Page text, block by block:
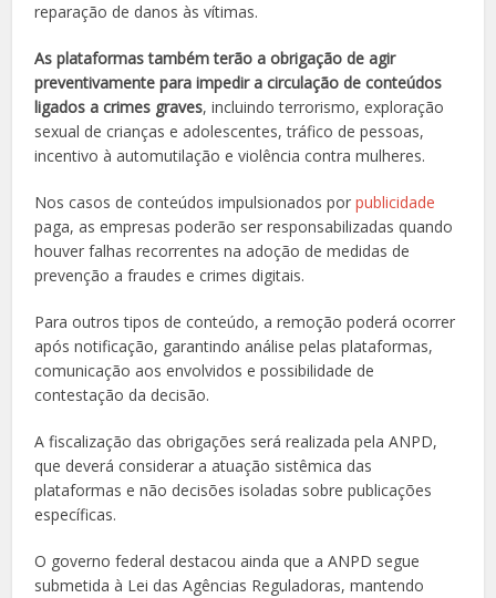
reparação de danos às vítimas.
As plataformas também terão a obrigação de agir
preventivamente para impedir a circulação de conteúdos
ligados a crimes graves, incluindo terrorismo, exploração
sexual de crianças e adolescentes, tráfico de pessoas,
incentivo à automutilação e violência contra mulheres.
Nos casos de conteúdos impulsionados porpublicidade
paga, as empresas poderão ser responsabilizadas quando
houver falhas recorrentes na adoção de medidas de
prevenção a fraudes e crimes digitais.
Para outros tipos de conteúdo, a remoção poderá ocorrer
após notificação, garantindo análise pelas plataformas,
comunicação aos envolvidos e possibilidade de
contestação da decisão.
A fiscalização das obrigações será realizada pela ANPD,
que deverá considerar a atuação sistêmica das
plataformas e não decisões isoladas sobre publicações
específicas.
O governo federal destacou ainda que a ANPD segue
submetida à Lei das Agências Reguladoras, mantendo